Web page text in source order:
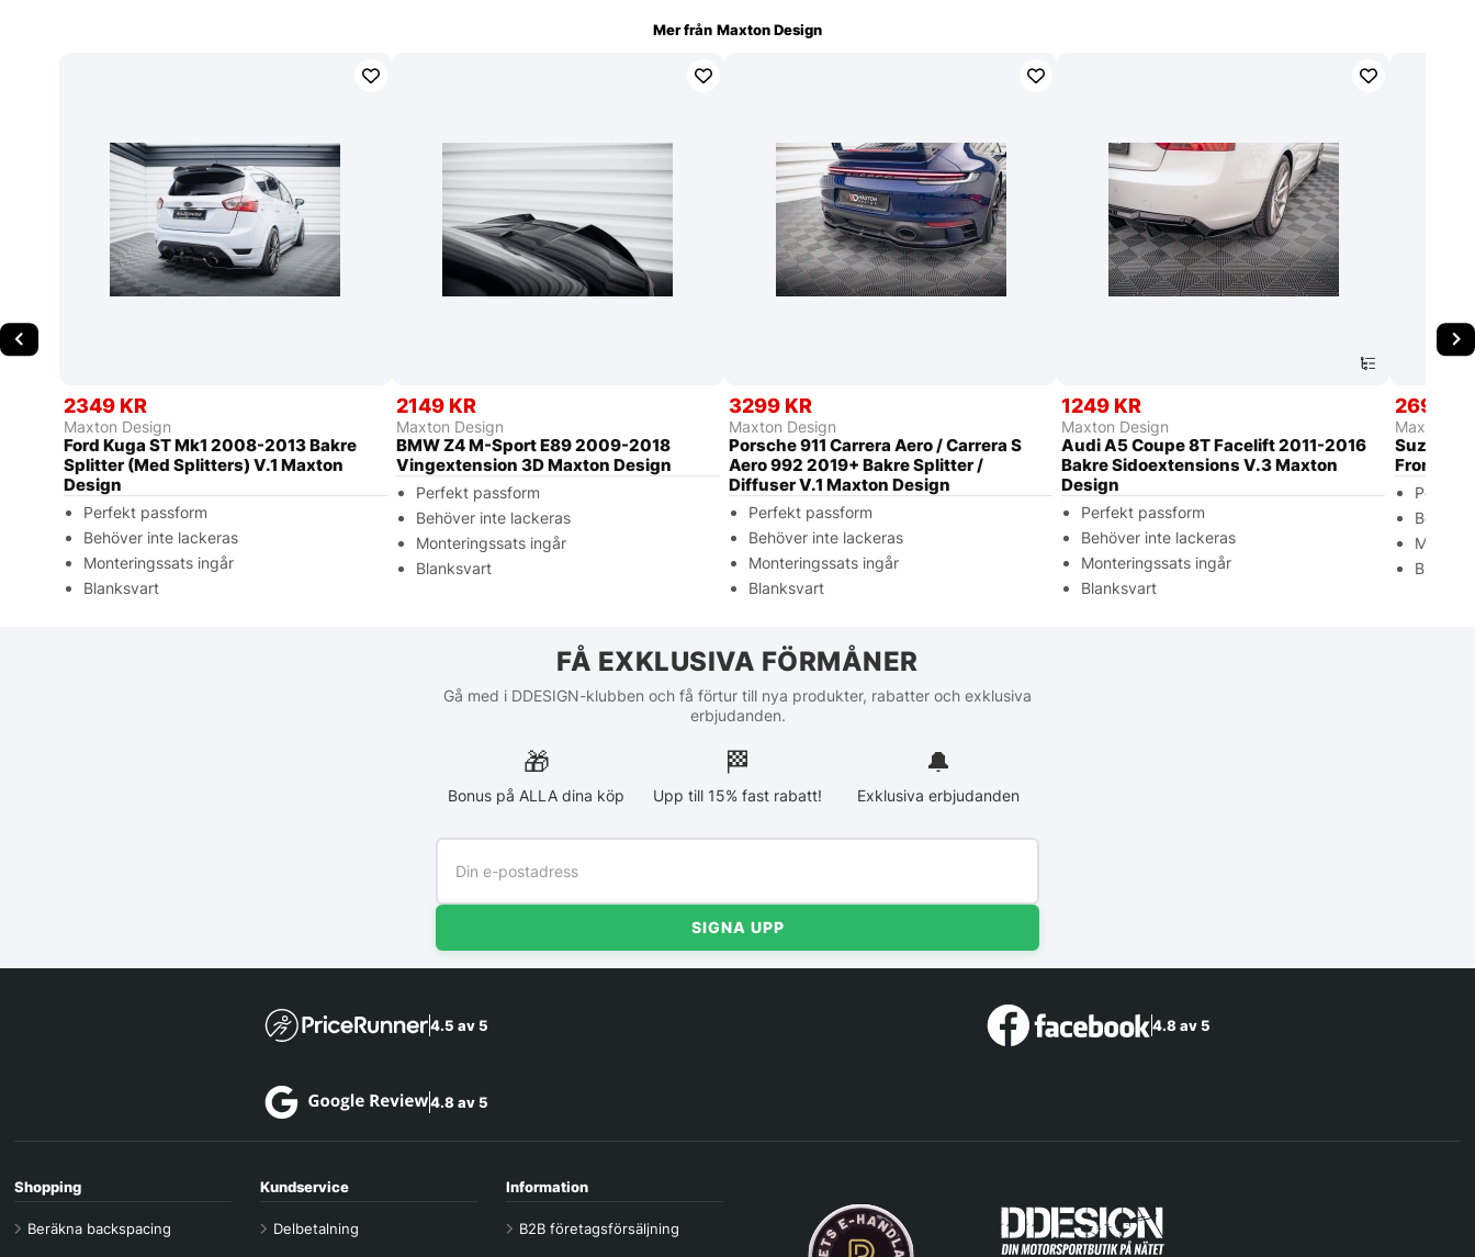
Mer från Maxton Design
2349 KR
Maxton Design
Ford Kuga ST Mk1 2008-2013 Bakre
Splitter (Med Splitters) V.1 Maxton
Design
Perfekt passform
Behöver inte lackeras
Monteringssats ingår
Blanksvart
2149 KR
Maxton Design
BMW Z4 M-Sport E89 2009-2018
Vingextension 3D Maxton Design
Perfekt passform
Behöver inte lackeras
Monteringssats ingår
Blanksvart
3299 KR
Maxton Design
Porsche 911 Carrera Aero / Carrera S
Aero 992 2019+ Bakre Splitter /
Diffuser V.1 Maxton Design
Perfekt passform
Behöver inte lackeras
Monteringssats ingår
Blanksvart
1249 KR
Maxton Design
Audi A5 Coupe 8T Facelift 2011-2016
Bakre Sidoextensions V.3 Maxton
Design
Perfekt passform
Behöver inte lackeras
Monteringssats ingår
Blanksvart
2699
Maxton
Suzuki
Perfekt
FÅ EXKLUSIVA FÖRMÅNER
Gå med i DDESIGN-klubben och få förtur till nya produkter, rabatter och exklusiva
erbjudanden.
🎁
Bonus på ALLA dina köp
🏁︎
Upp till 15% fast rabatt!
🔔
Exklusiva erbjudanden
SIGNA UPP
4.5 av 5 4.8 av 5
4.8 av 5
Shopping
Beräkna backspacing
Kundservice
Delbetalning
Information
B2B företagsförsäljning